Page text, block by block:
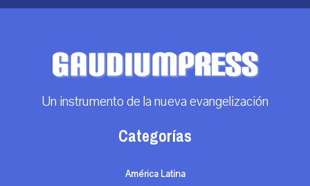
Un instrumento de la nueva evangelización
Categorías
América Latina